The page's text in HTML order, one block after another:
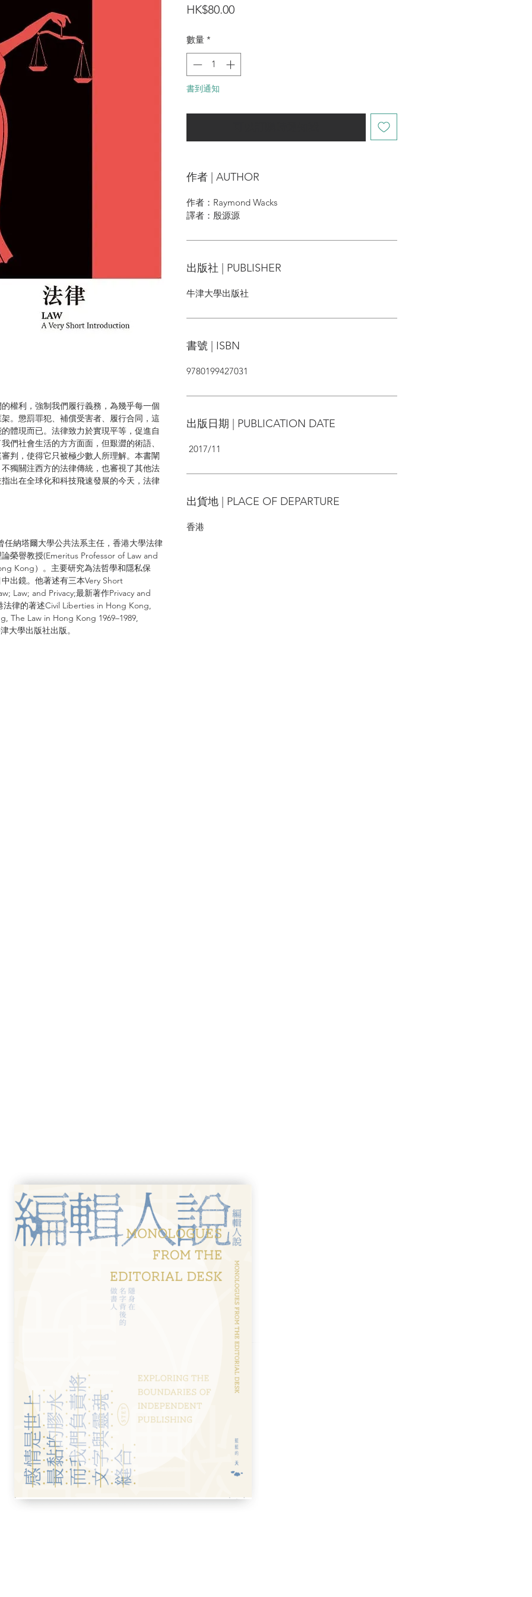
權利，強制我們履行義務，為幾乎每一個
。懲罰罪犯、補償受害者、履行合同，這
體現而已。法律致力於實現平等，促進自
們社會生活的方方面面，但艱澀的術語、
判，使得它只被極少數人所理解。本書闡
獨關注西方的法律傳統，也審視了其他法
出在全球化和科技飛速發展的今天，法律
任納塔爾大學公共法系主任，香港大學法律
榮譽教授(Emeritus Professor of Law and
Kong）。主要研究為法哲學和隱私保
出鏡。他著述有三本Very Short
Law; and Privacy;最新著作Privacy and
律的著述Civil Liberties in Hong Kong,
The Law in Hong Kong 1969–1989,
大學出版社出版。
HK$80.00價
數量 *
書到通知
作者 | AUTHOR
作者：Raymond Wacks
譯者：殷源源
出版社 | PUBLISHER
牛津大學出版社
書號 | ISBN
9780199427031
出版日期 | PUBLICATION DATE
2017/11
出貨地 | PLACE OF DEPARTURE
香港